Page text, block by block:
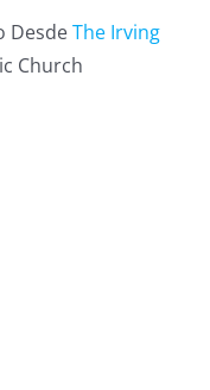
DesdeThe Irving
Church